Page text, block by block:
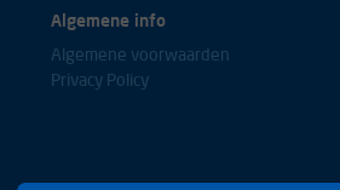
Algemene info
Algemene voorwaarden
Privacy Policy